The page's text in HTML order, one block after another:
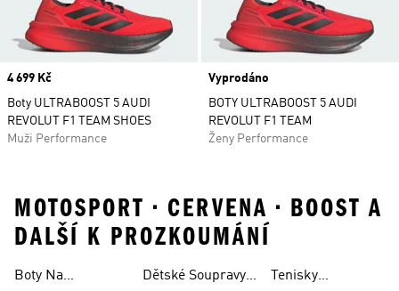
Price
4 699 Kč
Boty ULTRABOOST 5 AUDI
REVOLUT F1 TEAM SHOES
Muži Performance
Vyprodáno
BOTY ULTRABOOST 5 AUDI
REVOLUT F1 TEAM
Ženy Performance
MOTOSPORT • CERVENA • BOOST A
DALŠÍ K PROZKOUMÁNÍ
Boty Na
Dětské Soupravy
S Kapucí
Tenisky